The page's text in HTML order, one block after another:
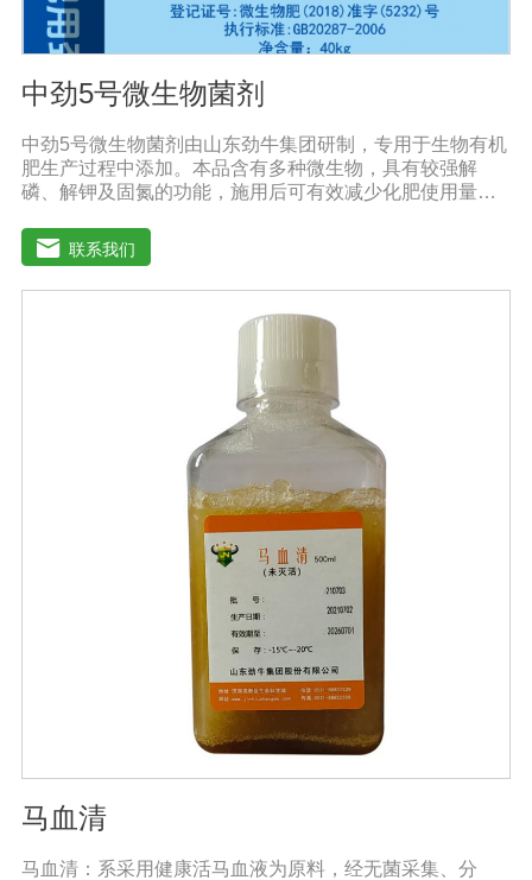
中劲5号微生物菌剂
中劲5号微生物菌剂由山东劲牛集团研制，专用于生物有机
肥生产过程中添加。本品含有多种微生物，具有较强解
磷、解钾及固氮的功能，施用后可有效减少化肥使用量；
维生素，能不同程度地刺激根系生长，促进营养和水分吸
收；并且能产生铁载体、抗生素、系统防卫酶等多种物
质，可以抑制细菌、真菌性病害、诱导系统抗性，具有显
著的防病、抗重茬的效果。【产品功能】1.抑制植物病原
真菌的生长，提高植物对枯萎病、黄萎病、根腐病等土传
病害的抗病力；2.分泌促进生长的代谢产物，促进根系生
长；3.产生分解不溶性磷酸盐、硅酸盐和含钾矿物的代谢
产物，促进植物对磷、钾、硅等营养元素的利用；【适用
范围】适宜添加本品的有机肥原料包括：畜禽粪便、城市
有机废弃物、糠壳、饼粕、作物秸杆、产品加工废弃料
（蔗糖泥、果渣、茶渣、蘑菇渣、酒糟）【注意事项】 1.
本品内含大量有益活菌，不可与杀菌剂混合使用，用过农
药 的喷雾器一定要认真清洗后在喷菌剂。 2.本品如与化肥
混用，要现混现用。【贮 存】于阴凉干燥处保存，避免
阳光直射和雨淋【保 质 期】24个月
联系我们
马血清
马血清：系采用健康活马血液为原料，经无菌采集、分